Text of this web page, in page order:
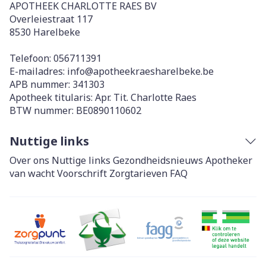
APOTHEEK CHARLOTTE RAES BV
Overleiestraat 117
8530 Harelbeke
Telefoon: 056711391
E-mailadres: info@apotheekraesharelbeke.be
APB nummer: 341303
Apotheek titularis: Apr. Tit. Charlotte Raes
BTW nummer: BE0890110602
Nuttige links
Over ons Nuttige links Gezondheidsnieuws Apotheker
van wachtVoorschrift Zorgtarieven FAQ